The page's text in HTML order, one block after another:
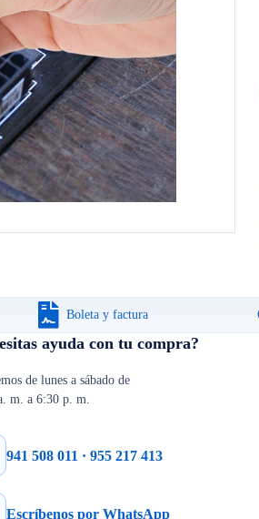
Boleta y factura
ayuda con tu compra?
de lunes a sábado de
m. a 6:30 p. m.
941 508 011 · 955 217 413
Escríbenos por WhatsApp